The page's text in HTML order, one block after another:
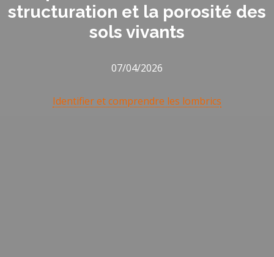
structuration et la porosité des
sols vivants
07/04/2026
Identifier et comprendre les lombrics